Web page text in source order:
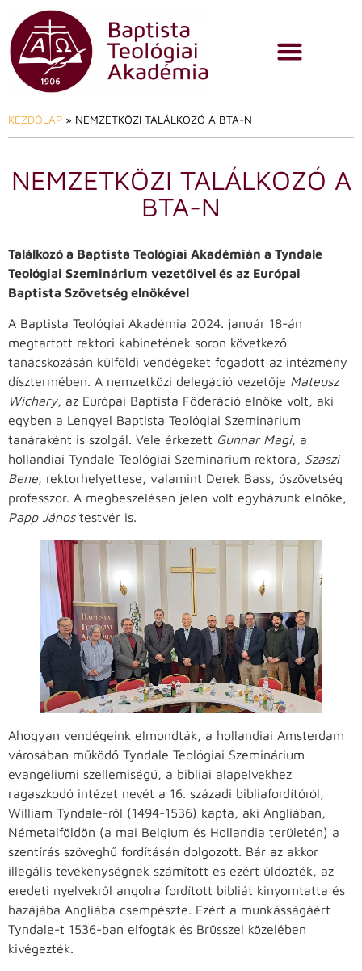
KEZDŐLAP » NEMZETKÖZI TALÁLKOZÓ A BTA-N
NEMZETKÖZI TALÁLKOZÓ A
BTA-N
Találkozó a Baptista Teológiai Akadémián a Tyndale
Teológiai Szeminárium vezetőivel és az Európai
Baptista Szövetség elnökével
A Baptista Teológiai Akadémia 2024. január 18-án
megtartott rektori kabinetének soron következő
tanácskozásán külföldi vendégeket fogadott az intézmény
dísztermében. A nemzetközi delegáció vezetője Mateusz
Wichary, az Európai Baptista Föderáció elnöke volt, aki
egyben a Lengyel Baptista Teológiai Szeminárium
tanáraként is szolgál. Vele érkezett Gunnar Magi, a
hollandiai Tyndale Teológiai Szeminárium rektora, Szaszi
Bene, rektorhelyettese, valamint Derek Bass, ószövetség
professzor. A megbeszélésen jelen volt egyházunk elnöke,
Papp Jánostestvér is.
Ahogyan vendégeink elmondták, a hollandiai Amsterdam
városában működő Tyndale Teológiai Szeminárium
evangéliumi szellemiségű, a bibliai alapelvekhez
ragaszkodó intézet nevét a 16. századi bibliafordítóról,
William Tyndale-ről (1494-1536) kapta, aki Angliában,
Németalföldön (a mai Belgium és Hollandia területén) a
szentírás szöveghű fordításán dolgozott. Bár az akkor
illegális tevékenységnek számított és ezért üldözték, az
eredeti nyelvekről angolra fordított bibliát kinyomtatta és
hazájába Angliába csempészte. Ezért a munkásságáért
Tyndale-t 1536-ban elfogták és Brüsszel közelében
kivégezték.